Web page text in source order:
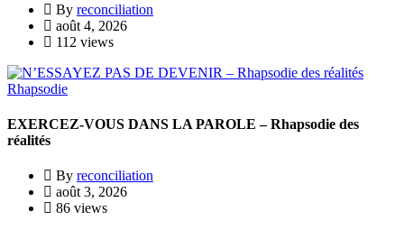
By reconciliation
août 4, 2026
112 views
Rhapsodie
EXERCEZ-VOUS DANS LA PAROLE – Rhapsodie des
réalités
By reconciliation
août 3, 2026
86 views